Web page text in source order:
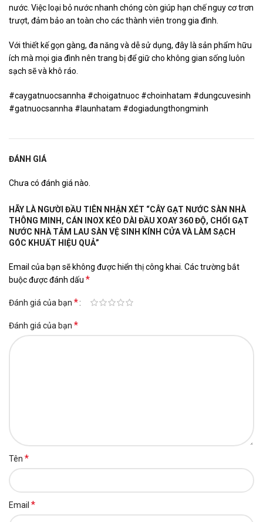
nước. Việc loại bỏ nước nhanh chóng còn giúp hạn chế nguy cơ trơn
trượt, đảm bảo an toàn cho các thành viên trong gia đình.
Với thiết kế gọn gàng, đa năng và dễ sử dụng, đây là sản phẩm hữu
ích mà mọi gia đình nên trang bị để giữ cho không gian sống luôn
sạch sẽ và khô ráo.
#caygatnuocsannha #choigatnuoc #choinhatam #dungcuvesinh
#gatnuocsannha #launhatam #dogiadungthongminh
ĐÁNH GIÁ
Chưa có đánh giá nào.
HÃY LÀ NGƯỜI ĐẦU TIÊN NHẬN XÉT “CÂY GẠT NƯỚC SÀN NHÀ
THÔNG MINH, CÁN INOX KÉO DÀI ĐẦU XOAY 360 ĐỘ, CHỔI GẠT
NƯỚC NHÀ TẮM LAU SÀN VỆ SINH KÍNH CỬA VÀ LÀM SẠCH
GÓC KHUẤT HIỆU QUẢ”
Email của bạn sẽ không được hiển thị công khai. Các trường bắt
buộc được đánh dấu *
Đánh giá của bạn *
Đánh giá của bạn *
Tên *
Email *